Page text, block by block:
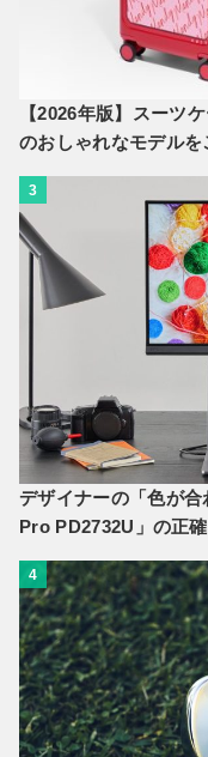
【2026年版】スーツ
のおしゃれなモデルを
3
デザイナーの「色が
Pro PD2732U」の正
4